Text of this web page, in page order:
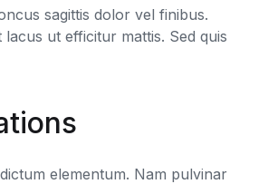
sagittis dolor vel finibus.
lacus ut efficitur mattis. Sed quis
elementum. Nam pulvinar